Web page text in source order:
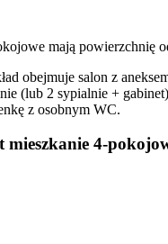
mają powierzchnię
obejmuje salon z
(lub 2 sypialnie +
z osobnym WC.
mieszkanie 4-